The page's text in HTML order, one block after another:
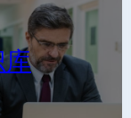
库